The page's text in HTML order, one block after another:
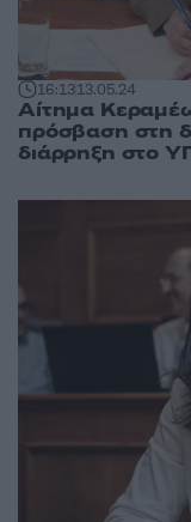
16:1313.05.24
Αίτημα
πρόσβαση στη
διάρρηξη στο